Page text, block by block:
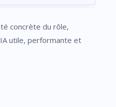
concrète du rôle,
utile, performante et